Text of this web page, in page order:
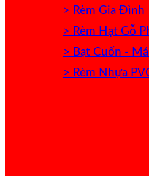
> Rèm Gia Đình
> Rèm Hạt Gỗ
> Bạt Cuốn -
> Rèm Nhựa